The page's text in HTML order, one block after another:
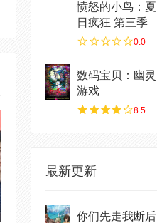
愤怒的小鸟：夏
日疯狂 第三季
0.0
数码宝贝：幽灵
游戏
8.5
最新更新
你们先走我断后